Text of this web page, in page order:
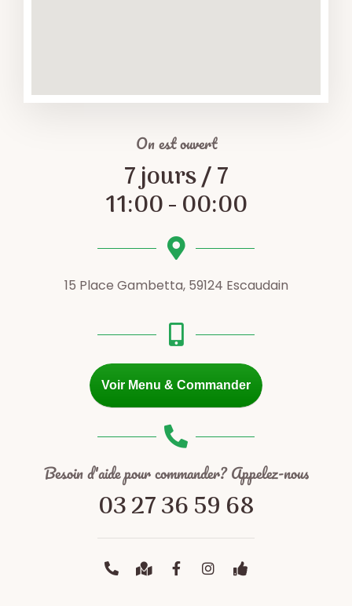
On est ouvert
7 jours / 7
11:00 - 00:00
15 Place Gambetta, 59124 Escaudain
Voir Menu & Commander
Besoin d'aide pour commander? Appelez-nous
03 27 36 59 68